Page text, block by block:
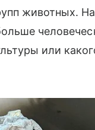
животных.
или